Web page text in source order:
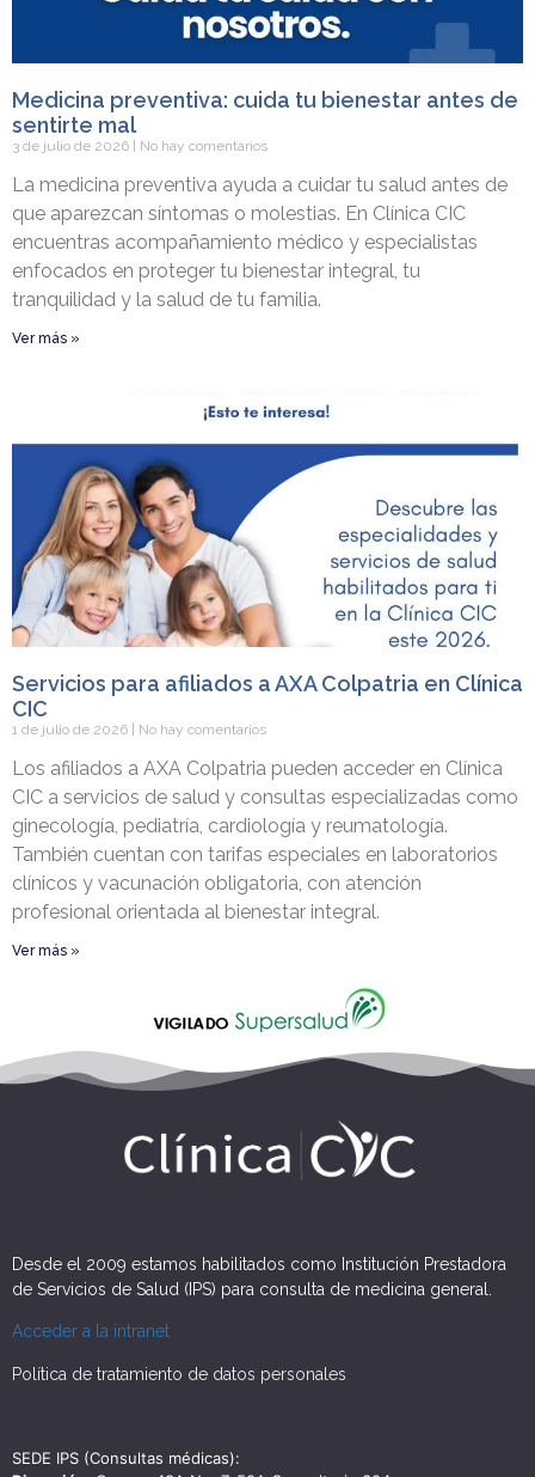
Medicina preventiva: cuida tu bienestar antes de
sentirte mal
3 de julio de 2026 No hay comentarios
La medicina preventiva ayuda a cuidar tu salud antes de
que aparezcan síntomas o molestias. En Clínica CIC
encuentras acompañamiento médico y especialistas
enfocados en proteger tu bienestar integral, tu
tranquilidad y la salud de tu familia.
Ver más »
Servicios para afiliados a AXA Colpatria en Clínica
CIC
1 de julio de 2026 No hay comentarios
Los afiliados a AXA Colpatria pueden acceder en Clínica
CIC a servicios de salud y consultas especializadas como
ginecología, pediatría, cardiología y reumatología.
También cuentan con tarifas especiales en laboratorios
clínicos y vacunación obligatoria, con atención
profesional orientada al bienestar integral.
Ver más »
Desde el 2009 estamos habilitados como Institución Prestadora
de Servicios de Salud (IPS) para consulta de medicina general.
Acceder a la intranet
Política de tratamiento de datos personales
SEDE IPS (Consultas médicas):